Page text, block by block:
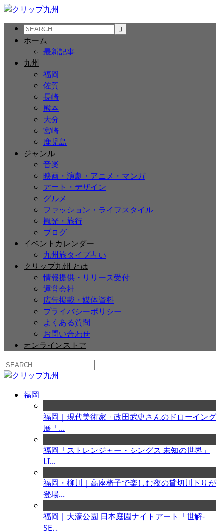
ホーム
最新記事
九州
福岡
佐賀
長崎
熊本
大分
宮崎
鹿児島
ジャンル
音楽
映画・演劇・アニメ・マンガ
アート・デザイン
グルメ
ファッション・ライフスタイル
観光・旅行
ブログ
イベントカレンダー
九州旅タイプ占い
クリップ九州 とは
情報提供・リリース受付
運営会社
広告掲載・媒体資料
プライバシーポリシー
よくある質問
お問い合わせ
オンラインストア
福岡
福岡｜現代美術家・政田武史さんのドローイング
展「...
福岡「ストレンジャー・シングス 未知の世界」
LI...
福岡・柳川｜高座椅子で楽しむ夜の貸切川下りが
登場...
福岡｜大濠公園 日本庭園ナイトアート「世解-
SE...